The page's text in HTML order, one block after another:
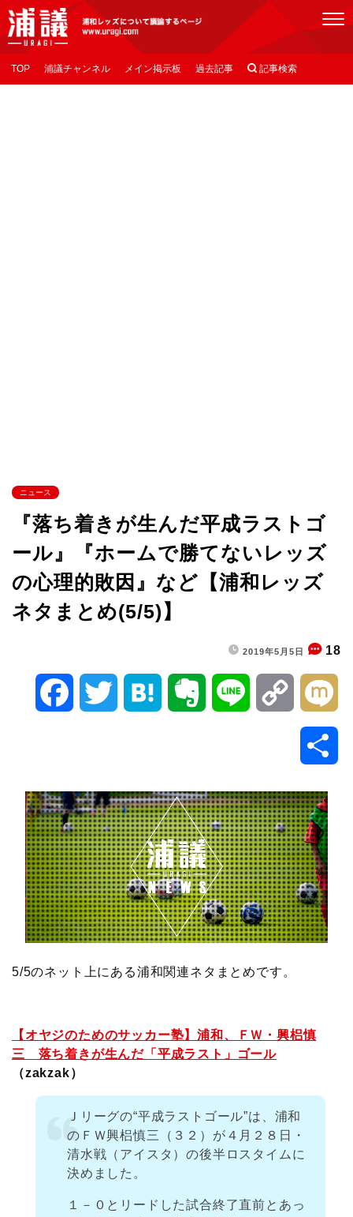
[浦議]浦和レッズについて議論するページ
TOP 浦議チャンネル メイン掲示板 過去記事  記事検索
ニュース
『落ち着きが生んだ平成ラストゴ
ール』『ホームで勝てないレッズ
の心理的敗因』など【浦和レッズ
ネタまとめ(5/5)】
2019年5月5日 18
e
b
o
o
t
t
e
r
e
n
a
r
n
o
t
e
o
y
L
i
n
5/5のネット上にある浦和関連ネタまとめです。
【オヤジのためのサッカー塾】浦和、ＦＷ・興梠慎
三 落ち着きが生んだ「平成ラスト」ゴール
（zakzak）
Ｊリーグの“平成ラストゴール”は、浦和
のＦＷ興梠慎三（３２）が４月２８日・
清水戦（アイスタ）の後半ロスタイムに
決めました。
１－０とリードした試合終了直前とあっ